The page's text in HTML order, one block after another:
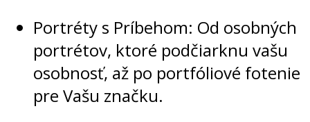
Portréty s Príbehom: Od osobných
portrétov, ktoré podčiarknu vašu
osobnosť, až po portfóliové fotenie
pre Vašu značku.